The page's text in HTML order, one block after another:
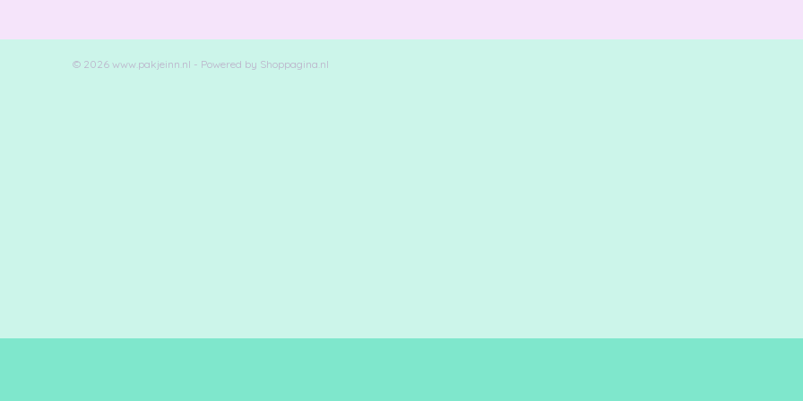
© 2026 www.pakjeinn.nl - Powered by Shoppagina.nl